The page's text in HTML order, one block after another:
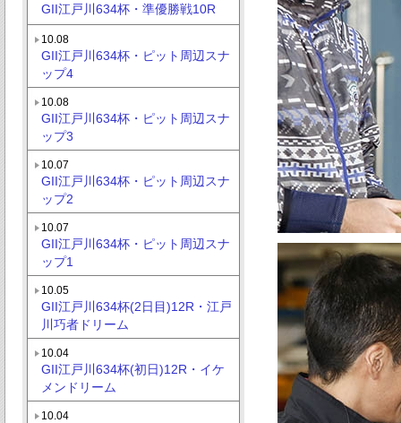
GII江戸川634杯・準優勝戦10R
10.08
GII江戸川634杯・ピット周辺スナ
ップ4
10.08
GII江戸川634杯・ピット周辺スナ
ップ3
10.07
GII江戸川634杯・ピット周辺スナ
ップ2
10.07
GII江戸川634杯・ピット周辺スナ
ップ1
10.05
GII江戸川634杯(2日目)12R・江戸
川巧者ドリーム
10.04
GII江戸川634杯(初日)12R・イケ
メンドリーム
10.04